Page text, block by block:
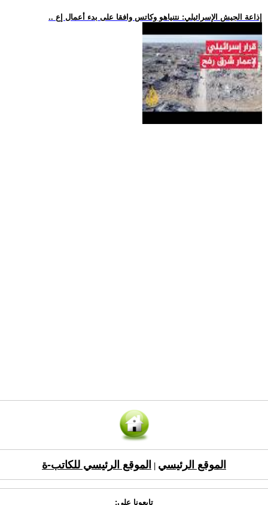
.. إذاعة الجيش الإسرائيلي: نتنياهو وكاتس وافقا على بدء أعمال إع
الموقع الرئيسي الموقع الرئيسي للكاتب-ة
تابعونا على: